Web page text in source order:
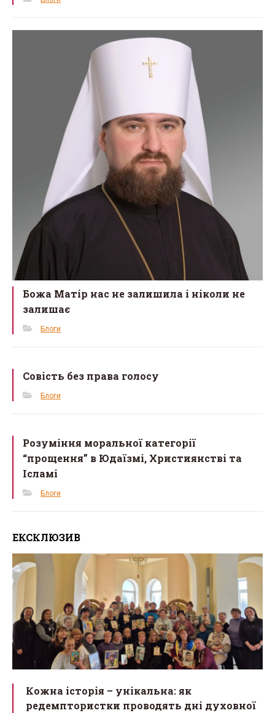
Божа Матір нас не залишила і ніколи не
залишає
Блоги
Совість без права голосу
Блоги
Розуміння моральної категорії
“прощення” в Юдаїзмі, Християнстві та
Ісламі
Блоги
ЕКСКЛЮЗИВ
Кожна історія – унікальна: як
редемптористки проводять дні духовної